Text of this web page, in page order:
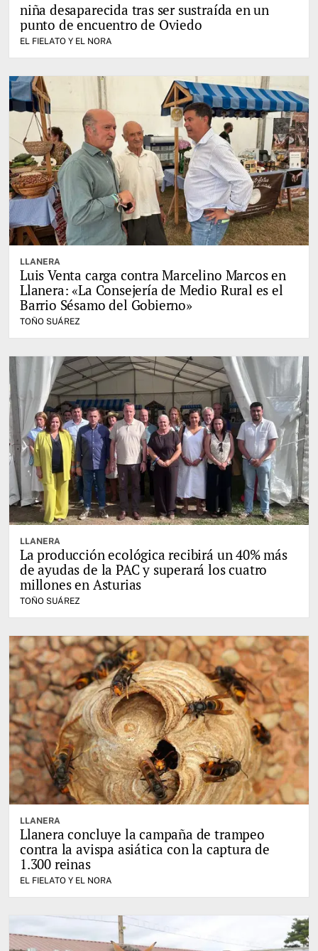
niña desaparecida tras ser sustraída en un
punto de encuentro de Oviedo
EL FIELATO Y EL NORA
LLANERA
Luis Venta carga contra Marcelino Marcos en
Llanera: «La Consejería de Medio Rural es el
Barrio Sésamo del Gobierno»
TOÑO SUÁREZ
LLANERA
La producción ecológica recibirá un 40% más
de ayudas de la PAC y superará los cuatro
millones en Asturias
TOÑO SUÁREZ
LLANERA
Llanera concluye la campaña de trampeo
contra la avispa asiática con la captura de
1.300 reinas
EL FIELATO Y EL NORA